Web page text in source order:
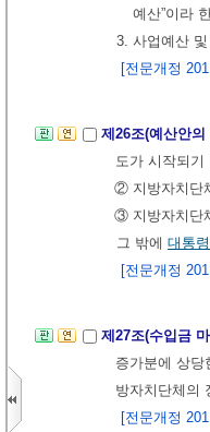
예산”이라
3. 사업예산
[전문개정
제26조(예산안
도가 시작되
② 지방자치단
③ 지방자치단
그 밖에 대통
[전문개정
제27조(수입금
증가분에 상
방자치단체의
[전문개정